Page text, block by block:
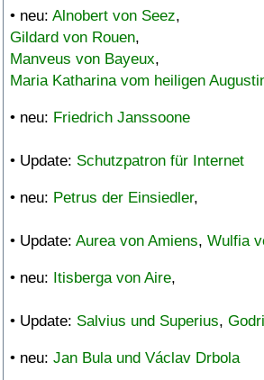
• neu: Alnobert von Seez,
Gildard von Rouen,
Manveus von Bayeux,
Maria Katharina vom heiligen
• neu: Friedrich Janssoone
• Update: Schutzpatron für Internet
• neu: Petrus der Einsiedler,
• Update: Aurea von Amiens, Wulfia
• neu: Itisberga von Aire,
• Update: Salvius und Superius,
• neu: Jan Bula und Václav Drbola